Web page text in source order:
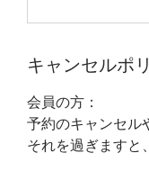
キャンセルポ
会員の方：
予約のキャンセル
それを過ぎますと